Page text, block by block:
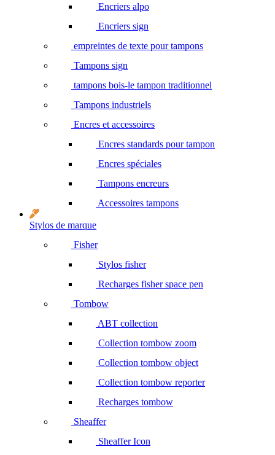
Encriers alpo
Encriers sign
empreintes de texte pour tampons
Tampons sign
tampons bois-le tampon traditionnel
Tampons industriels
Encres et accessoires
Encres standards pour tampon
Encres spéciales
Tampons encreurs
Accessoires tampons
Stylos de marque
Fisher
Stylos fisher
Recharges fisher space pen
Tombow
ABT collection
Collection tombow zoom
Collection tombow object
Collection tombow reporter
Recharges tombow
Sheaffer
Sheaffer Icon